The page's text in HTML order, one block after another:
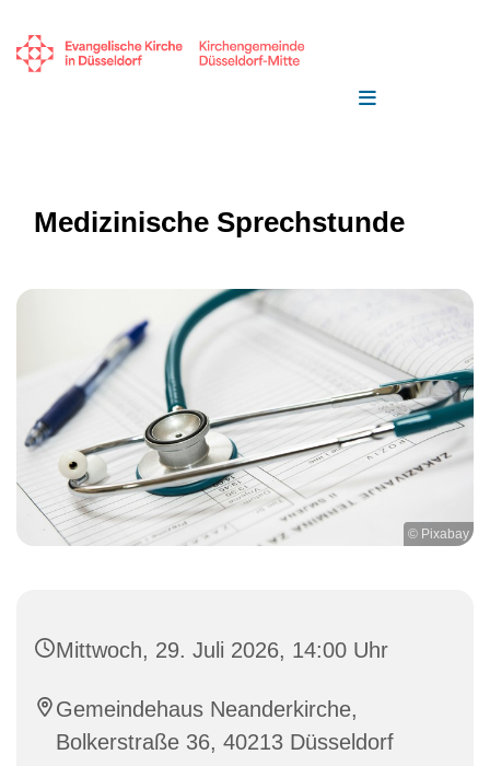
Medizinische Sprechstunde
© Pixabay
Mittwoch, 29. Juli 2026, 14:00 Uhr
Gemeindehaus Neanderkirche,
Bolkerstraße 36, 40213 Düsseldorf